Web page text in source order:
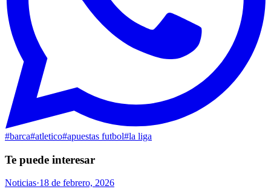
#barca#atletico#apuestas futbol#la liga
Te puede interesar
Noticias·18 de febrero, 2026